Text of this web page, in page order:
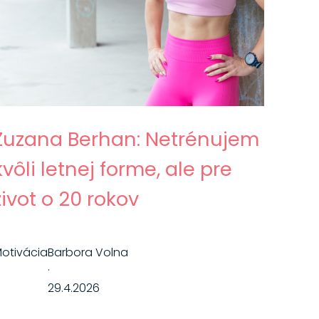
Berhan: Netrénujem
letnej forme, ale pre
o 20 rokov
Barbora Volna
·
29.4.2026